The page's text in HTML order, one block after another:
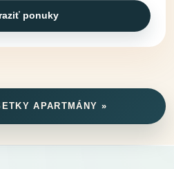
ponuky
APARTMÁNY »